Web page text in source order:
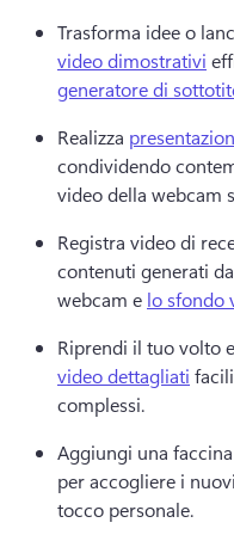
Trasforma idee o
video dimostrativi
generatore di
Realizza
condividendo
video della webcam
Registra video di
contenuti generati
webcam e lo sfondo
Riprendi il tuo volto
video dettagliati
complessi.
Aggiungi una
per accogliere i
tocco personale.